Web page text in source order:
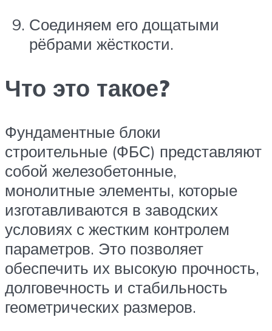
Соединяем его дощатыми
рёбрами жёсткости.
Что это такое?
Фундаментные блоки
строительные (ФБС) представляют
собой железобетонные,
монолитные элементы, которые
изготавливаются в заводских
условиях с жестким контролем
параметров. Это позволяет
обеспечить их высокую прочность,
долговечность и стабильность
геометрических размеров.